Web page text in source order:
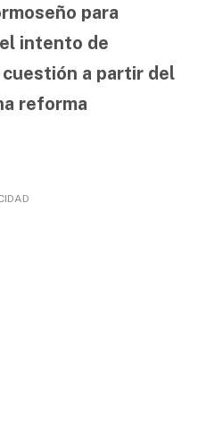
para
intento de
a partir del
reforma